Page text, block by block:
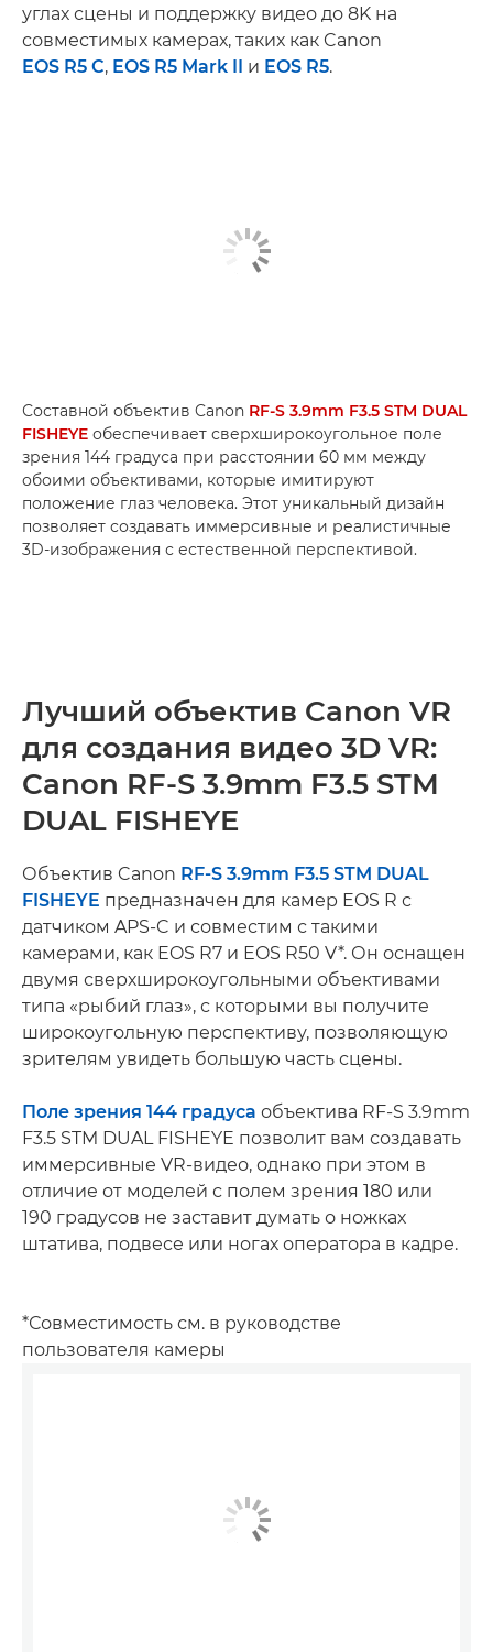
углах сцены и поддержку видео до 8K на
совместимых камерах, таких как Canon
EOS R5 C, EOS R5 Mark II и EOS R5.
Составной объектив Canon RF-S 3.9mm F3.5 STM DUAL
FISHEYE обеспечивает сверхширокоугольное поле
зрения 144 градуса при расстоянии 60 мм между
обоими объективами, которые имитируют
положение глаз человека. Этот уникальный дизайн
позволяет создавать иммерсивные и реалистичные
3D-изображения с естественной перспективой.
Лучший объектив Canon VR
для создания видео 3D VR:
Canon RF-S 3.9mm F3.5 STM
DUAL FISHEYE
Объектив Canon RF-S 3.9mm F3.5 STM DUAL
FISHEYE предназначен для камер EOS R с
датчиком APS-C и совместим с такими
камерами, как EOS R7 и EOS R50 V*. Он оснащен
двумя сверхширокоугольными объективами
типа «рыбий глаз», с которыми вы получите
широкоугольную перспективу, позволяющую
зрителям увидеть большую часть сцены.
Поле зрения 144 градуса объектива RF-S 3.9mm
F3.5 STM DUAL FISHEYE позволит вам создавать
иммерсивные VR-видео, однако при этом в
отличие от моделей с полем зрения 180 или
190 градусов не заставит думать о ножках
штатива, подвесе или ногах оператора в кадре.
*Совместимость см. в руководстве
пользователя камеры